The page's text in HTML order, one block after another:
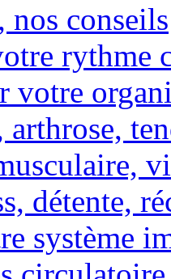
nos conseils
rythme
votre
arthrose,
détente,
système